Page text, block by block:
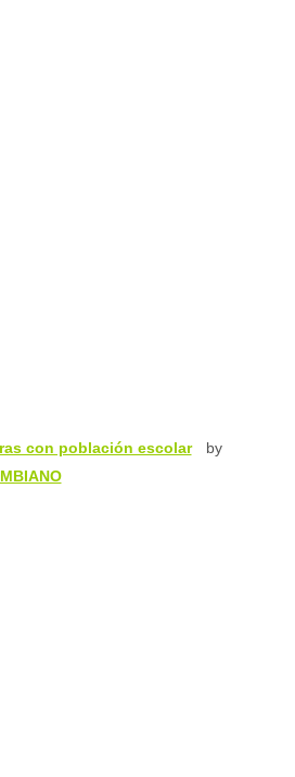
con población escolar
by